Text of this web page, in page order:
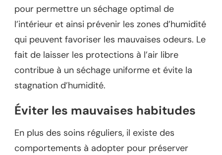
pour permettre un séchage optimal de
l’intérieur et ainsi prévenir les zones d’humidité
qui peuvent favoriser les mauvaises odeurs. Le
fait de laisser les protections à l’air libre
contribue à un séchage uniforme et évite la
stagnation d’humidité.
Éviter les mauvaises habitudes
En plus des soins réguliers, il existe des
comportements à adopter pour préserver